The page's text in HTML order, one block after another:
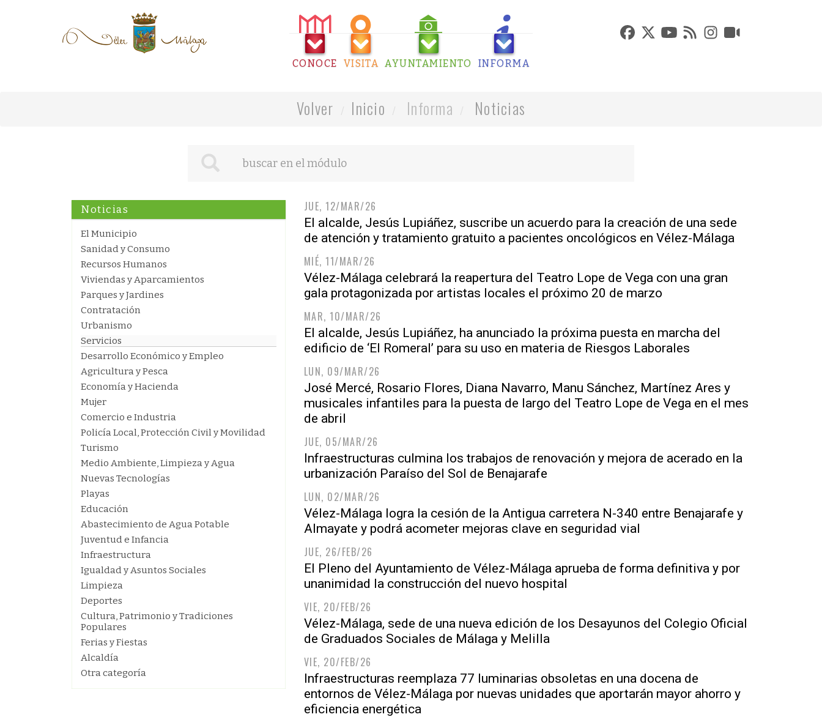
CONOCE VISITA AYUNTAMIENTO INFORMA
Volver Inicio Informa Noticias
Noticias
El Municipio
Sanidad y Consumo
Recursos Humanos
Viviendas y Aparcamientos
Parques y Jardines
Contratación
Urbanismo
Servicios
Desarrollo Económico y Empleo
Agricultura y Pesca
Economía y Hacienda
Mujer
Comercio e Industria
Policía Local, Protección Civil y Movilidad
Turismo
Medio Ambiente, Limpieza y Agua
Nuevas Tecnologías
Playas
Educación
Abastecimiento de Agua Potable
Juventud e Infancia
Infraestructura
Igualdad y Asuntos Sociales
Limpieza
Deportes
Cultura, Patrimonio y Tradiciones
Populares
Ferias y Fiestas
Alcaldía
Otra categoría
JUE, 12/MAR/26
El alcalde, Jesús Lupiáñez, suscribe un acuerdo para la creación de una sede
de atención y tratamiento gratuito a pacientes oncológicos en Vélez-Málaga
MIÉ, 11/MAR/26
Vélez-Málaga celebrará la reapertura del Teatro Lope de Vega con una gran
gala protagonizada por artistas locales el próximo 20 de marzo
MAR, 10/MAR/26
El alcalde, Jesús Lupiáñez, ha anunciado la próxima puesta en marcha del
edificio de ‘El Romeral’ para su uso en materia de Riesgos Laborales
LUN, 09/MAR/26
José Mercé, Rosario Flores, Diana Navarro, Manu Sánchez, Martínez Ares y
musicales infantiles para la puesta de largo del Teatro Lope de Vega en el mes
de abril
JUE, 05/MAR/26
Infraestructuras culmina los trabajos de renovación y mejora de acerado en la
urbanización Paraíso del Sol de Benajarafe
LUN, 02/MAR/26
Vélez-Málaga logra la cesión de la Antigua carretera N-340 entre Benajarafe y
Almayate y podrá acometer mejoras clave en seguridad vial
JUE, 26/FEB/26
El Pleno del Ayuntamiento de Vélez-Málaga aprueba de forma definitiva y por
unanimidad la construcción del nuevo hospital
VIE, 20/FEB/26
Vélez-Málaga, sede de una nueva edición de los Desayunos del Colegio Oficial
de Graduados Sociales de Málaga y Melilla
VIE, 20/FEB/26
Infraestructuras reemplaza 77 luminarias obsoletas en una docena de
entornos de Vélez-Málaga por nuevas unidades que aportarán mayor ahorro y
eficiencia energética